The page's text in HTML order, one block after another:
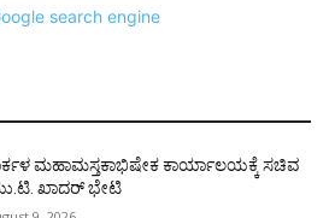
ಮಹಾಮಸ್ತಕಾಭಿಷೇಕ ಕಾರ್ಯಾಲಯಕ್ಕೆ ಸಚಿವ
ಖಾದರ್ ಭೇಟಿ